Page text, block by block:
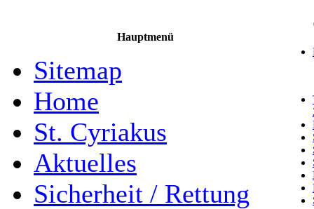
Hauptmenü
Sitemap
Home
St. Cyriakus
Aktuelles
Sicherheit / Rettung